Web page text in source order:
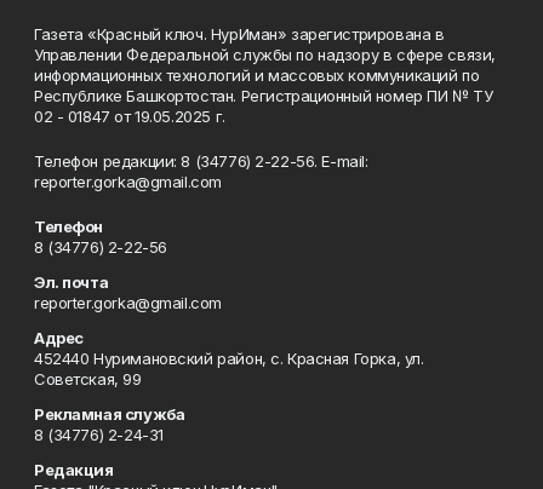
Газета «Красный ключ. НурИман» зарегистрирована в
Управлении Федеральной службы по надзору в сфере связи,
информационных технологий и массовых коммуникаций по
Республике Башкортостан. Регистрационный номер ПИ № ТУ
02 - 01847 от 19.05.2025 г.
Телефон редакции: 8 (34776) 2-22-56. E-mail:
reporter.gorka@gmail.com
Телефон
8 (34776) 2-22-56
Эл. почта
reporter.gorka@gmail.com
Адрес
452440 Нуримановский район, с. Красная Горка, ул.
Советская, 99
Рекламная служба
8 (34776) 2-24-31
Редакция